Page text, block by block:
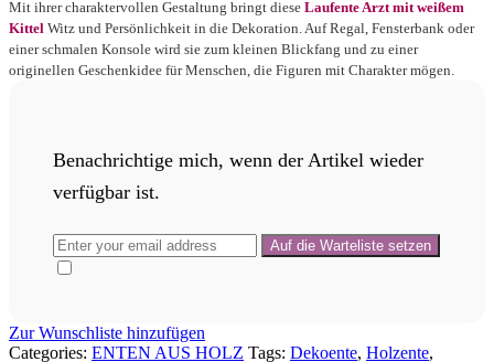
Mit ihrer charaktervollen Gestaltung bringt diese Laufente Arzt mit weißem
Kittel Witz und Persönlichkeit in die Dekoration. Auf Regal, Fensterbank oder
einer schmalen Konsole wird sie zum kleinen Blickfang und zu einer
originellen Geschenkidee für Menschen, die Figuren mit Charakter mögen.
Benachrichtige mich, wenn der Artikel wieder
verfügbar ist.
Zur Wunschliste hinzufügen
Categories: ENTEN AUS HOLZ Tags: Dekoente, Holzente,